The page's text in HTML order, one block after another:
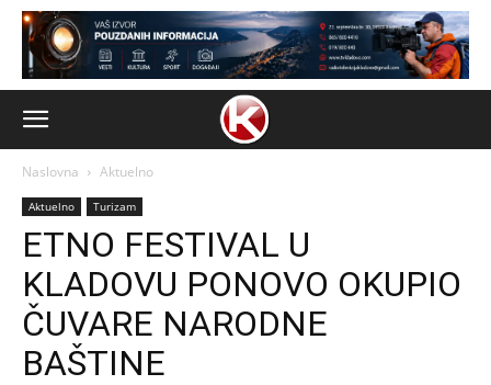
Naslovna Aktuelno
Aktuelno Turizam
ETNO FESTIVAL U
KLADOVU PONOVO OKUPIO
ČUVARE NARODNE
BAŠTINE